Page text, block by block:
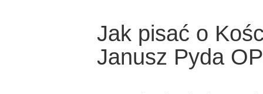
Jak pisać o
Janusz Pyda OP